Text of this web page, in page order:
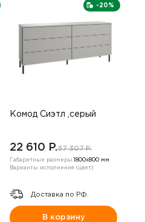
-20%
Комод Сиэтл ,серый
22 610 P.37 307 P.
Габаритные размеры: 1800х800 мм
Варианты исполнения (цвет):
Доставка по РФ.
В корзину